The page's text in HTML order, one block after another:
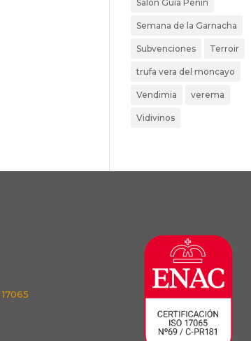
Salón Guía Peñin
Semana de la Garnacha
Subvenciones Terroir
trufa vera del moncayo
Vendimia verema
Vidivinos